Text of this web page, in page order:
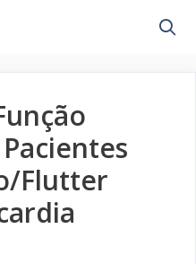
Flutter